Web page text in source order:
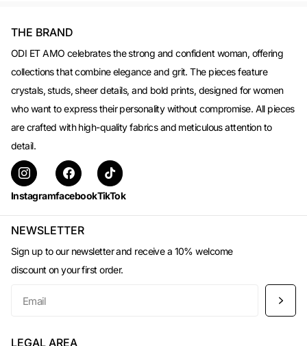
THE BRAND
ODI ET AMO celebrates the strong and confident woman, offering
collections that combine elegance and grit. The pieces feature
crystals, studs, sheer details, and bold prints, designed for women
who want to express their personality without compromise. All pieces
are crafted with high-quality fabrics and meticulous attention to
detail.
InstagramfacebookTikTok
NEWSLETTER
Sign up to our newsletter and receive a 10% welcome
discount on your first order.
LEGAL AREA